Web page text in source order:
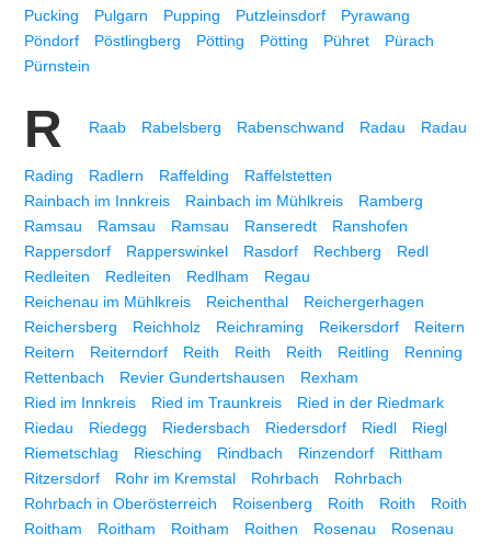
Pucking
Pulgarn Pupping Putzleinsdorf
Pyrawang
Pöndorf
Pöstlingberg Pötting Pötting Pühret
Pürach
Pürnstein
R Raab Rabelsberg Rabenschwand Radau Radau
Rading Radlern Raffelding
Raffelstetten
Rainbach im Innkreis
Rainbach im Mühlkreis
Ramberg
Ramsau
Ramsau Ramsau Ranseredt
Ranshofen
Rappersdorf
Rapperswinkel Rasdorf Rechberg
Redl
Redleiten
Redleiten Redlham
Regau
Reichenau im Mühlkreis
Reichenthal
Reichergerhagen
Reichersberg
Reichholz Reichraming Reikersdorf
Reitern
Reitern
Reiterndorf Reith Reith Reith Reitling
Renning
Rettenbach
Revier Gundertshausen
Rexham
Ried im Innkreis
Ried im Traunkreis
Ried in der Riedmark
Riedau
Riedegg Riedersbach Riedersdorf Riedl
Riegl
Riemetschlag
Riesching Rindbach Rinzendorf
Rittham
Ritzersdorf
Rohr im Kremstal Rohrbach
Rohrbach
Rohrbach in Oberösterreich
Roisenberg Roith Roith
Roith
Roitham
Roitham Roitham Roithen Rosenau
Rosenau